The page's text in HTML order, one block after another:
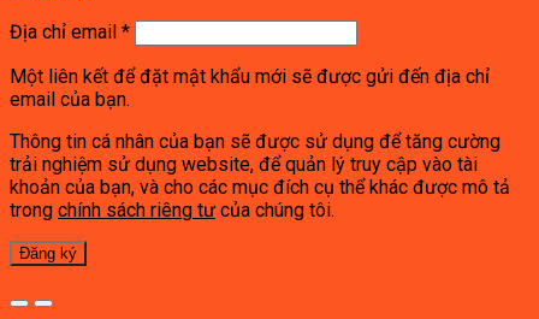
Địa chỉ email *
Một liên kết để đặt mật khẩu mới sẽ được gửi đến địa chỉ
email của bạn.
Thông tin cá nhân của bạn sẽ được sử dụng để tăng cường
trải nghiệm sử dụng website, để quản lý truy cập vào tài
khoản của bạn, và cho các mục đích cụ thể khác được mô tả
trong chính sách riêng tư của chúng tôi.
Đăng ký